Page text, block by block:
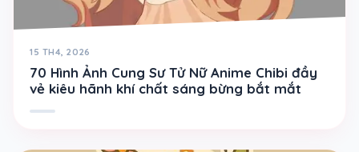
15 TH4, 2026
70 Hình Ảnh Cung Sư Tử Nữ Anime Chibi đầy
vẻ kiêu hãnh khí chất sáng bừng bắt mắt